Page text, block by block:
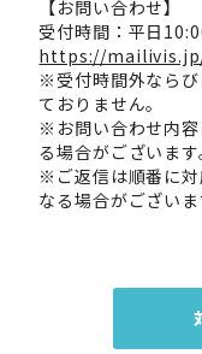
【お問い合わせ】
受付時間：平日
https://
※受付時間外なら
ておりません。
※お問い合わせ内
る場合がございます
※ご返信は順番に
なる場合がございま